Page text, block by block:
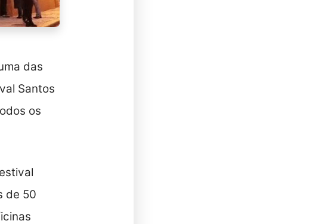
das
Santos
os
de 50